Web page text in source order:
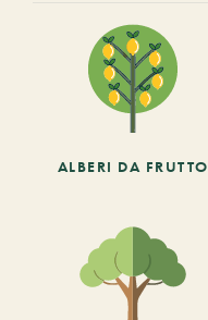
ALBERI DA FRUTTO